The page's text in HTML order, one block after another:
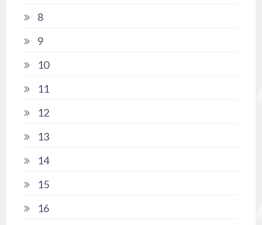
8
9
10
11
12
13
14
15
16